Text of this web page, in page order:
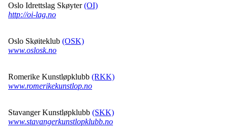
Oslo Idrettslag Skøyter(OI)
http://oi-lag.no
Oslo Skøiteklub (OSK)
www.oslosk.no
Romerike Kunstløpklubb (RKK)
www.romerikekunstlop.no
Stavanger Kunstløpklubb (SKK)
www.stavangerkunstlopklubb.no